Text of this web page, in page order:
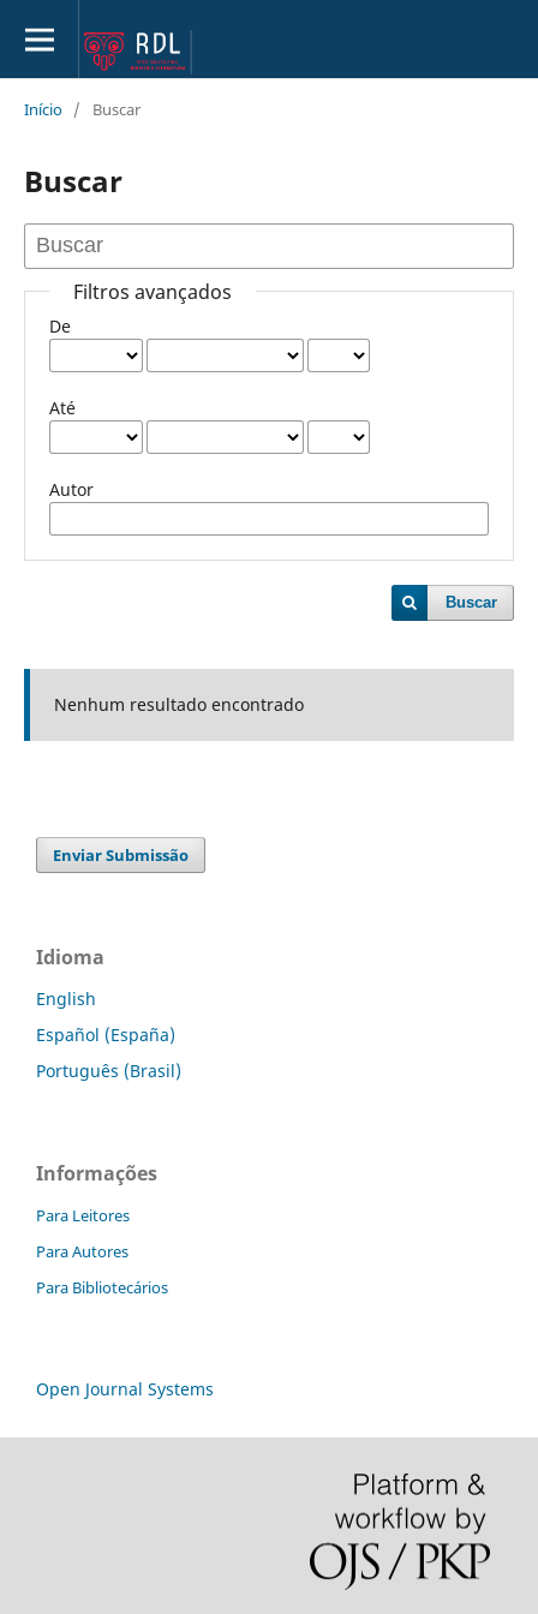
Início / Buscar
Buscar
Filtros avançados
De
Até
Autor
Buscar
Nenhum resultado encontrado
Enviar Submissão
Idioma
English
Español (España)
Português (Brasil)
Informações
Para Leitores
Para Autores
Para Bibliotecários
Open Journal Systems